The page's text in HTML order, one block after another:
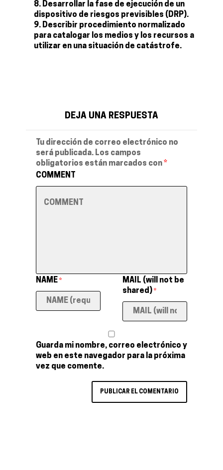
Desarrollar la fase de ejecución de un
dispositivo de riesgos previsibles (DRP).
Describir procedimiento normalizado
para catalogar los medios y los recursos a
utilizar en una situación de catástrofe.
DEJA UNA RESPUESTA
Tu dirección de correo electrónico no
será publicada. Los campos
obligatorios están marcados con *
COMMENT
NAME *
MAIL (will not be
shared) *
Guarda mi nombre, correo electrónico y
web en este navegador para la próxima
vez que comente.